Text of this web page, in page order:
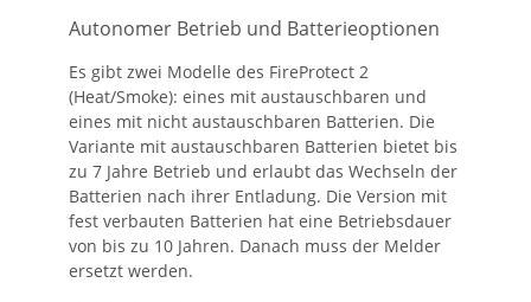
Autonomer Betrieb und Batterieoptionen
Es gibt zwei Modelle des FireProtect 2
(Heat/Smoke): eines mit austauschbaren und
eines mit nicht austauschbaren Batterien. Die
Variante mit austauschbaren Batterien bietet bis
zu 7 Jahre Betrieb und erlaubt das Wechseln der
Batterien nach ihrer Entladung. Die Version mit
fest verbauten Batterien hat eine Betriebsdauer
von bis zu 10 Jahren. Danach muss der Melder
ersetzt werden.